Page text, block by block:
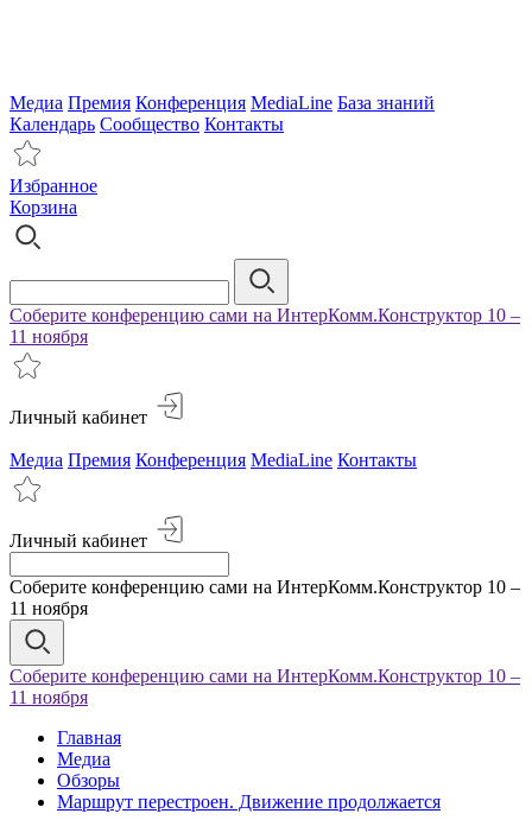
Медиа Премия Конференция MediaLine База знаний
Календарь Сообщество Контакты
Избранное
Корзина
Соберите конференцию сами на ИнтерКомм.Конструктор 10 –
11 ноября
Личный кабинет
Медиа Премия Конференция MediaLine Контакты
Личный кабинет
Соберите конференцию сами на ИнтерКомм.Конструктор 10 –
11 ноября
Соберите конференцию сами на ИнтерКомм.Конструктор 10 –
11 ноября
Главная
Медиа
Обзоры
Маршрут перестроен. Движение продолжается